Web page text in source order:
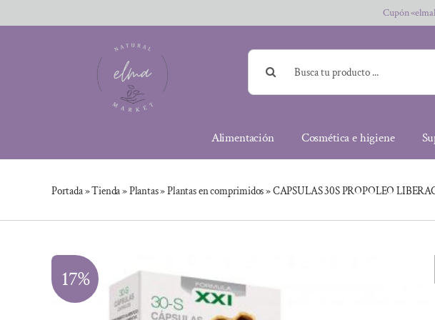
al
Cupón
Buscar:
Alimentación Cosmética e higiene
Portada»Tienda»Plantas»Plantas en comprimidos»CAPSULAS 30S PROPOLEO
17%